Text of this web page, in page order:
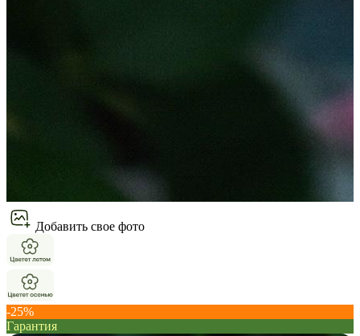
Добавить свое фото
-25%
Гарантия